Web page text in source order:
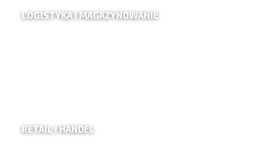
LOGISTYKA I MAGAZYNOWANIE
RETAIL I HANDEL